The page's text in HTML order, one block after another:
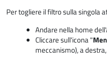
Per togliere il filtro sulla singola
Andare nella home
Cliccare sull'icona "
meccanismo), a